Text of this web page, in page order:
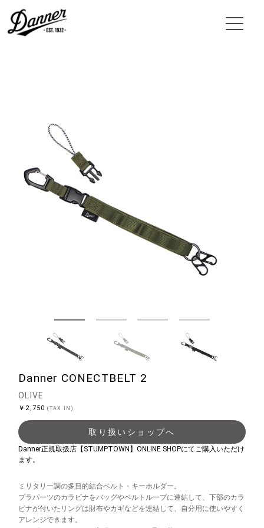
Danner CONECTBELT 2
OLIVE
￥2,750(TAX IN)
取り扱いショップへ
Danner正規取扱店【STUMPTOWN】ONLINE SHOPにてご購入いただけ
ます。
ミリタリー調の多目的結合ベルト・キーホルダー。
プラパーツのカラビナをバッグやベルトループに連結して、下部のカラ
ビナが付いたリングは財布やカギなどを連結して、自分用に使いやすく
アレンジできます。